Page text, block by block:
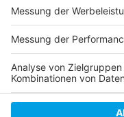
Anzeige